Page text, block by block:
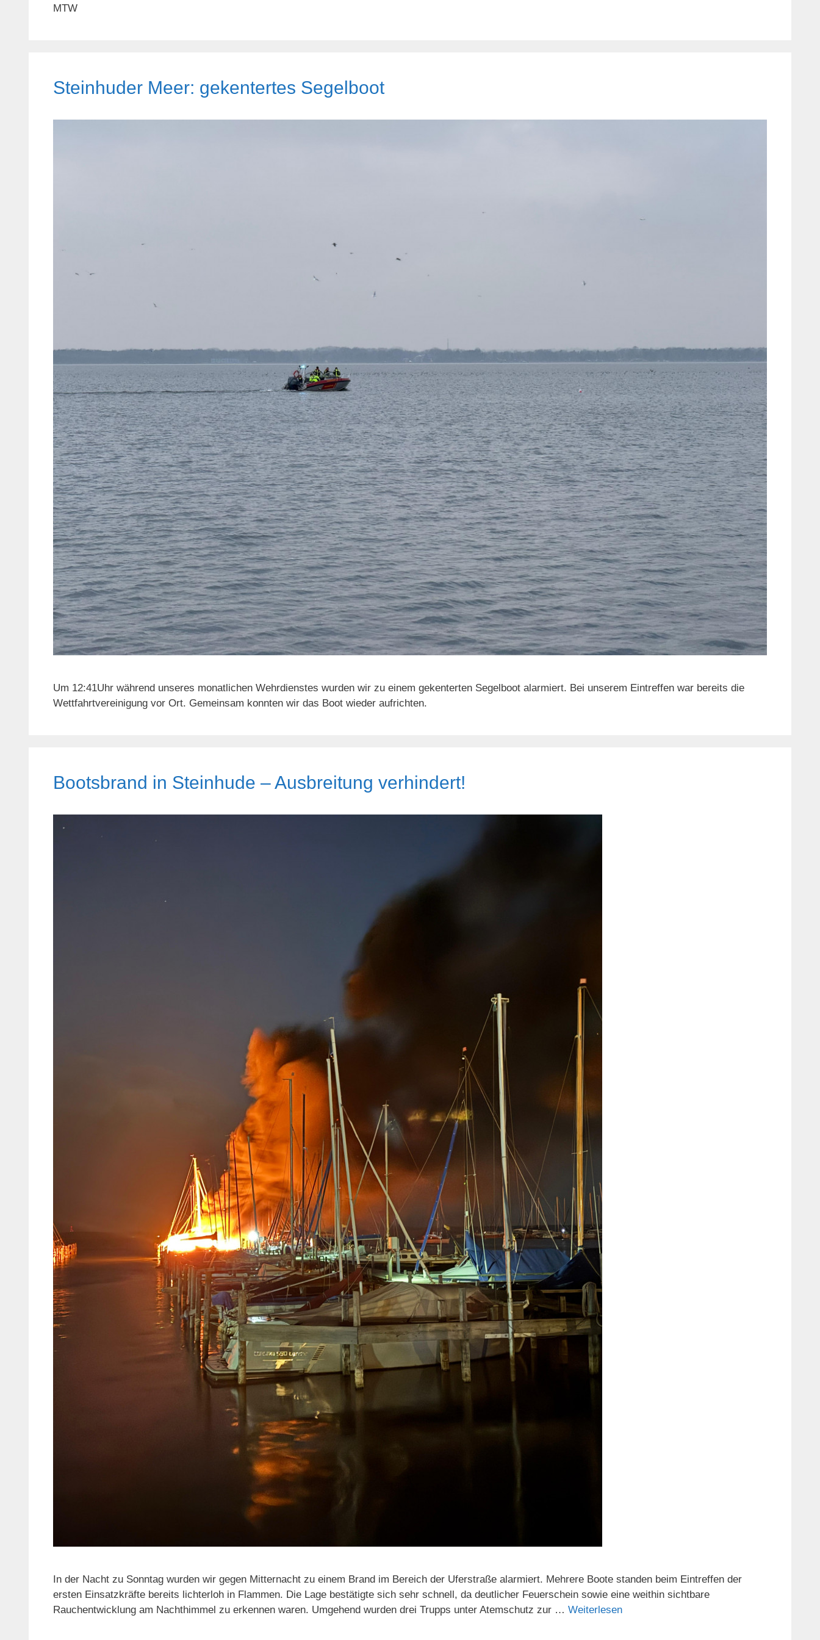
MTW
Steinhuder Meer: gekentertes Segelboot
Um 12:41Uhr während unseres monatlichen Wehrdienstes wurden wir zu einem gekenterten Segelboot alarmiert. Bei unserem Eintreffen war bereits die
Wettfahrtvereinigung vor Ort. Gemeinsam konnten wir das Boot wieder aufrichten.
Bootsbrand in Steinhude – Ausbreitung verhindert!
In der Nacht zu Sonntag wurden wir gegen Mitternacht zu einem Brand im Bereich der Uferstraße alarmiert. Mehrere Boote standen beim Eintreffen der
ersten Einsatzkräfte bereits lichterloh in Flammen. Die Lage bestätigte sich sehr schnell, da deutlicher Feuerschein sowie eine weithin sichtbare
Rauchentwicklung am Nachthimmel zu erkennen waren. Umgehend wurden drei Trupps unter Atemschutz zur … Weiterlesen